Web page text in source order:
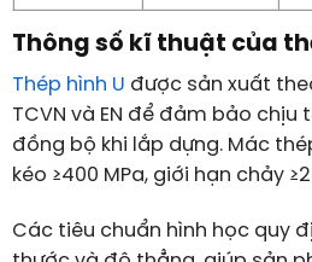
Thông số kĩ thuật của
Thép hình U được sản xuất
TCVN và EN để đảm bảo chịu
đồng bộ khi lắp dựng. Mác
kéo ≥400 MPa, giới hạn chảy ≥
Các tiêu chuẩn hình học quy